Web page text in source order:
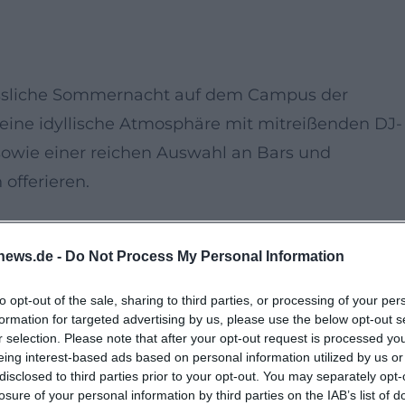
- Do Not Process My Personal Information
opt-out of the sale, sharing to third parties, or processing of your
for targeted advertising by us, please use the below opt-out
selection. Please note that after your opt-out request is processed
interest-based ads based on personal information utilized by us
to third parties prior to your opt-out. You may separately
of your personal information by third parties on the IAB’s list of
Sommernacht auf dem Campus der
idyllische Atmosphäre mit mitreißenden DJ-
einer reichen Auswahl an Bars und
offerieren.
und bietet eine Mischung aus musikalischem
der malerischen Kulisse an der Isar. Das
Sommernächte unter freiem Himmel
Speisen und Getränken ist auch für das